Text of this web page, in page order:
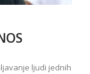
ljudi jednih